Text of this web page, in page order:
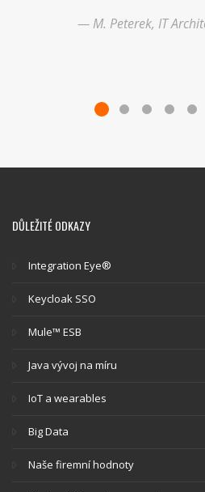
M. Peterek, IT
DŮLEŽITÉ ODKAZY
Integration Eye®
Keycloak SSO
Mule™ ESB
Java vývoj na míru
IoT a wearables
Big Data
Naše firemní hodnoty